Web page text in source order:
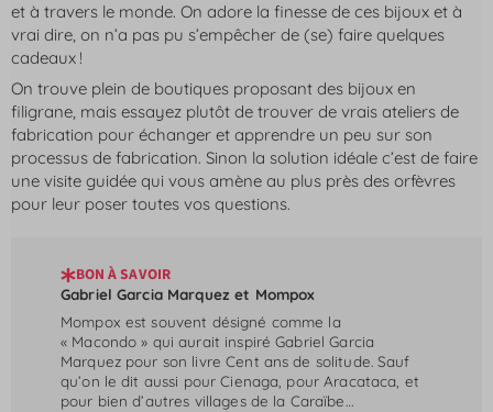
et à travers le monde. On adore la finesse de ces bijoux et à
vrai dire, on n’a pas pu s’empêcher de (se) faire quelques
cadeaux !
On trouve plein de boutiques proposant des bijoux en
filigrane, mais essayez plutôt de trouver de vrais ateliers de
fabrication pour échanger et apprendre un peu sur son
processus de fabrication. Sinon la solution idéale c’est de faire
une visite guidée qui vous amène au plus près des orfèvres
pour leur poser toutes vos questions.
BON À SAVOIR
Gabriel Garcia Marquez et Mompox
Mompox est souvent désigné comme la
« Macondo » qui aurait inspiré Gabriel Garcia
Marquez pour son livre Cent ans de solitude. Sauf
qu’on le dit aussi pour Cienaga, pour Aracataca, et
pour bien d’autres villages de la Caraïbe…